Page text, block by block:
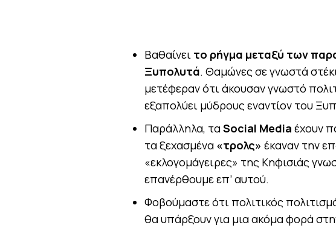
Βαθαίνει το ρήγμα μεταξύ των
Ξυπολυτά. Θαμώνες σε γνωστά
μετέφεραν ότι άκουσαν γνωστό
εξαπολύει μύδρους εναντίον του
Παράλληλα, ταSocial Media έχουν
τα ξεχασμένα «τρολς» έκαναν την
«εκλογομάγειρες» της Κηφισιάς
επανέρθουμε επ’ αυτού.
Φοβούμαστε ότι πολιτικός
θα υπάρξουν για μια ακόμα φορά